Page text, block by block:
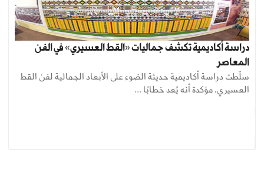
دراسة أكاديمية تكشف جماليات «القط العسيري» في الفن
المعاصر
سلّطت دراسة أكاديمية حديثة الضوء على الأبعاد الجمالية لفن القط
العسيري، مؤكدة أنه يُعد خطابًا ...